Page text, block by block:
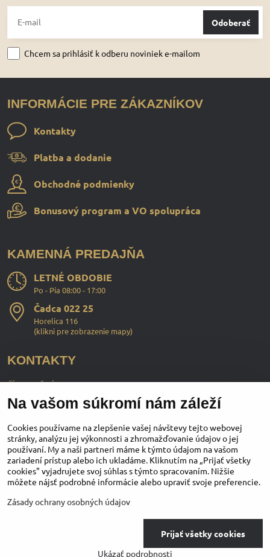
Odoberať
Chcem sa prihlásiť k odberu noviniek e-mailom
INFORMÁCIE PRE ZÁKAZNÍKOV
Kontakty
Platba a dodanie
Obchodné podmienky
Bonusový program a VO spolupráca
KAMENNÁ PREDAJŇA
LETNÉ OBDOBIE
Po - Pia 08:00 - 17:00
Čadca 022 25
Horelica 116
(klikni pre zobrazenie mapy)
KONTAKTY
ChopperStyle s.r.o.
Ing. Martin Murčo
+421 911 364 555
obchod​@chopperstyle​.sk
Instagram Facebook
Copyright
Zásady ochrany osobných údajov
Vytvorené pomocou:BiznisWeb.sk
Na vašom súkromí nám záleží
Cookies používame na zlepšenie vašej návštevy tejto webovej
stránky, analýzu jej výkonnosti a zhromažďovanie údajov o jej
používaní. My a naši partneri máme k týmto údajom na vašom
zariadení prístup alebo ich ukladáme. Kliknutím na „Prijať všetky
cookies" vyjadrujete svoj súhlas s týmto spracovaním. Nižšie
môžete nájsť podrobné informácie alebo upraviť svoje preferencie.
Zásady ochrany osobných údajov
Ukázať podrobnosti
Prijať všetky cookies